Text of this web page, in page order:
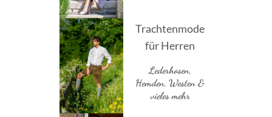
Trachtenmode
für Herren
Lederhosen,
Hemden, Westen &
vieles mehr